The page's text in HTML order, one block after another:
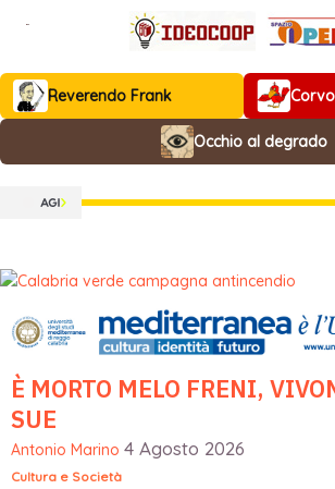
Reverendo Frank
Occhio al degrado
È MORTO MELO FRENI,
SUE
Antonio Marino 4 Agosto 2026
Cultura e Società